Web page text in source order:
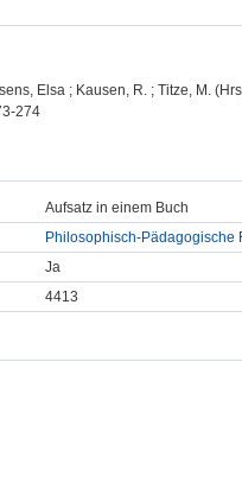
Elsa ; Kausen, R. ; Titze, M.
274
Aufsatz in einem Buch
Philosophisch-Pädagogische
Ja
4413